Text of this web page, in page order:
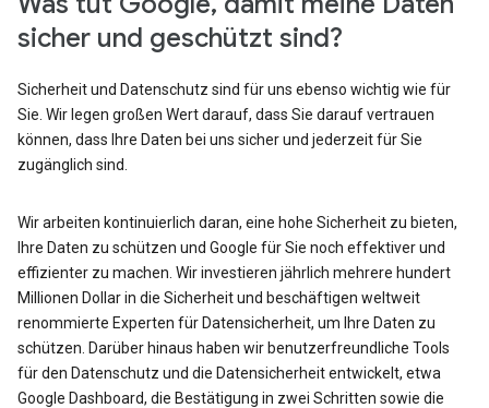
sicher und geschützt sind?
Sicherheit und Datenschutz sind für uns ebenso wichtig wie für
Sie. Wir legen großen Wert darauf, dass Sie darauf vertrauen
können, dass Ihre Daten bei uns sicher und jederzeit für Sie
zugänglich sind.
Wir arbeiten kontinuierlich daran, eine hohe Sicherheit zu bieten,
Ihre Daten zu schützen und Google für Sie noch effektiver und
effizienter zu machen. Wir investieren jährlich mehrere hundert
Millionen Dollar in die Sicherheit und beschäftigen weltweit
renommierte Experten für Datensicherheit, um Ihre Daten zu
schützen. Darüber hinaus haben wir benutzerfreundliche Tools
für den Datenschutz und die Datensicherheit entwickelt, etwa
Google Dashboard, die Bestätigung in zwei Schritten sowie die